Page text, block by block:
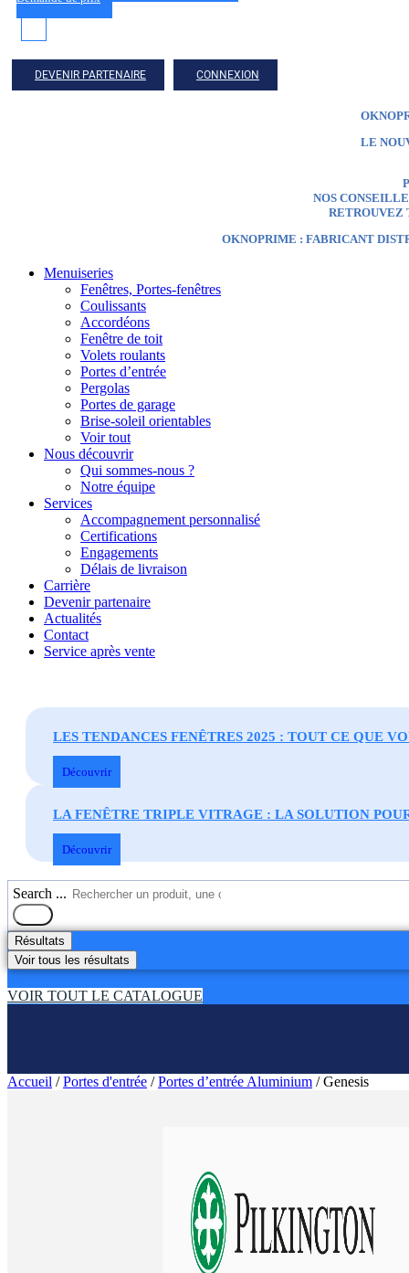
DEVENIR PARTENAIRE CONNEXION
LE
NOS
RETROUVEZ
OKNOPRIME : FABRICANT
Menuiseries
Fenêtres, Portes-fenêtres
Coulissants
Accordéons
Fenêtre de toit
Volets roulants
Portes d’entrée
Pergolas
Portes de garage
Brise-soleil orientables
Voir tout
Nous découvrir
Qui sommes-nous ?
Notre équipe
Services
Accompagnement personnalisé
Certifications
Engagements
Délais de livraison
Carrière
Devenir partenaire
Actualités
Contact
Service après vente
LES TENDANCES FENÊTRES 2025 : TOUT CE QUE
Découvrir
LA FENÊTRE TRIPLE VITRAGE : LA SOLUTION
Découvrir
Search ...
Résultats
Voir tous les résultats
VOIR TOUT LE CATALOGUE
Accueil /Portes d'entrée /Portes d’entrée Aluminium / Genesis